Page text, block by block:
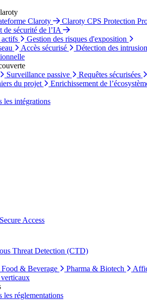
Claroty
Claroty CPS Protection
de sécurité de l’IA
Gestion des risques d'exposition
Accès sécurisé
Détection des
Surveillance passive
Requêtes sécurisées
du projet
Enrichissement de
les intégrations
Access
Threat Detection (CTD)
Food & Beverage Pharma & Biotech
verticaux
les réglementations